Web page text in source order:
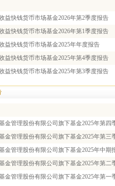
益快钱货币市场基金2026年第2季度报告
益快钱货币市场基金2026年第1季度报告
益快钱货币市场基金2025年年度报告
益快钱货币市场基金2025年第4季度报告
益快钱货币市场基金2025年第3季度报告
金管理股份有限公司旗下基金2025年第四
金管理股份有限公司旗下基金2025年第三
金管理股份有限公司旗下基金2025年中期
金管理股份有限公司旗下基金2025年第二
金管理股份有限公司旗下基金2025年第一